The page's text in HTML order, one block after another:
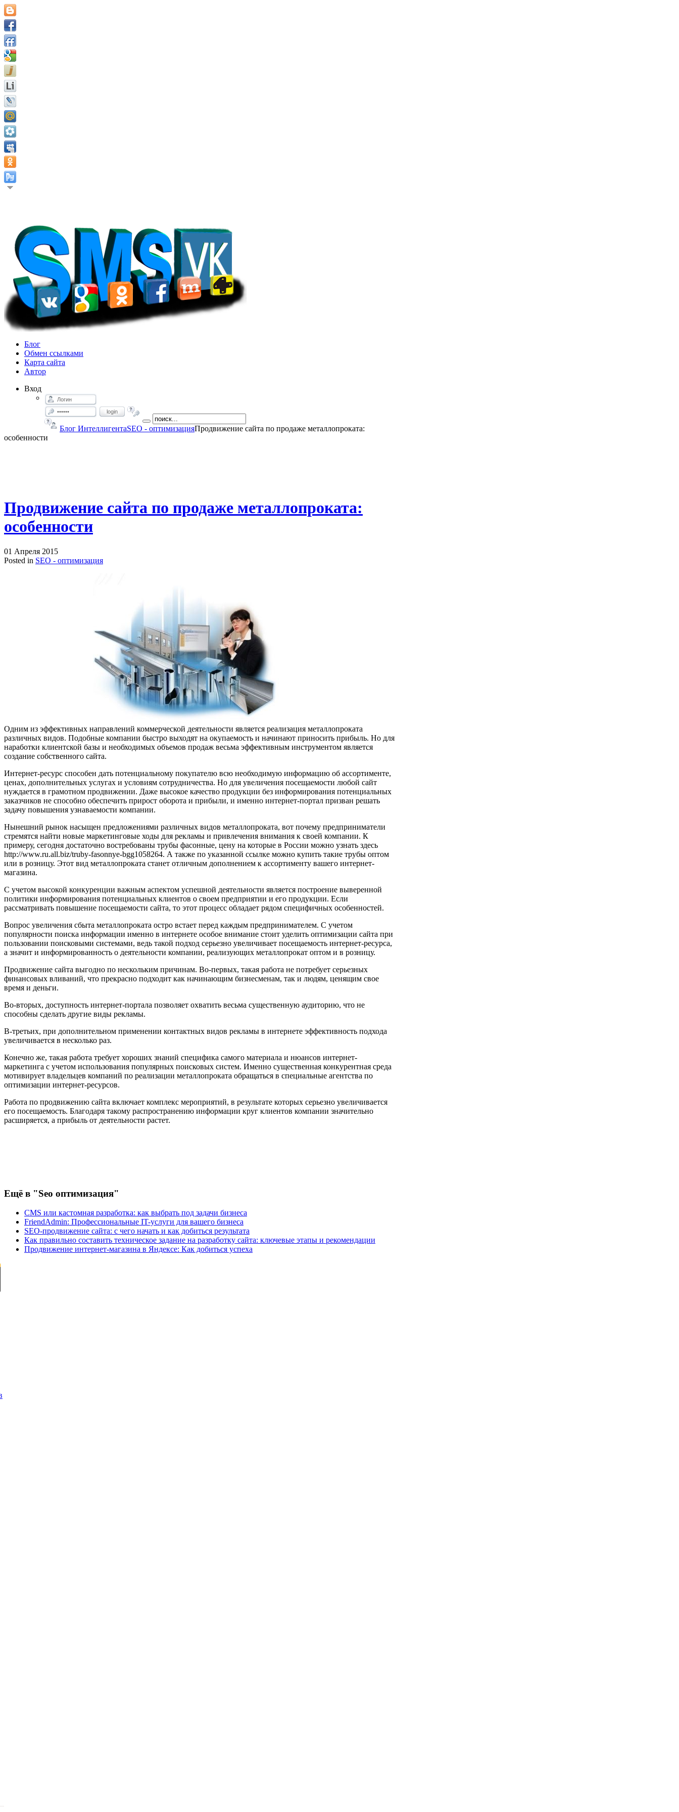
Блог
Обмен ссылками
Карта сайта
Автор
Вход
login
Блог ИнтеллигентаSEO - оптимизацияПродвижение сайта по продаже металлопроката:
особенности
Продвижение сайта по продаже металлопроката:
особенности
01 Апреля 2015
Posted in SEO - оптимизация
Одним из эффективных направлений коммерческой деятельности является реализация металлопроката
различных видов. Подобные компании быстро выходят на окупаемость и начинают приносить прибыль. Но для
наработки клиентской базы и необходимых объемов продаж весьма эффективным инструментом является
создание собственного сайта.
Интернет-ресурс способен дать потенциальному покупателю всю необходимую информацию об ассортименте,
ценах, дополнительных услугах и условиям сотрудничества. Но для увеличения посещаемости любой сайт
нуждается в грамотном продвижении. Даже высокое качество продукции без информирования потенциальных
заказчиков не способно обеспечить прирост оборота и прибыли, и именно интернет-портал призван решать
задачу повышения узнаваемости компании.
Нынешний рынок насыщен предложениями различных видов металлопроката, вот почему предприниматели
стремятся найти новые маркетинговые ходы для рекламы и привлечения внимания к своей компании. К
примеру, сегодня достаточно востребованы трубы фасонные, цену на которые в России можно узнать здесь
http://www.ru.all.biz/truby-fasonnye-bgg1058264. А также по указанной ссылке можно купить такие трубы оптом
или в розницу. Этот вид металлопроката станет отличным дополнением к ассортименту вашего интернет-
магазина.
С учетом высокой конкуренции важным аспектом успешной деятельности является построение выверенной
политики информирования потенциальных клиентов о своем предприятии и его продукции. Если
рассматривать повышение посещаемости сайта, то этот процесс обладает рядом специфичных особенностей.
Вопрос увеличения сбыта металлопроката остро встает перед каждым предпринимателем. С учетом
популярности поиска информации именно в интернете особое внимание стоит уделить оптимизации сайта при
пользовании поисковыми системами, ведь такой подход серьезно увеличивает посещаемость интернет-ресурса,
а значит и информированность о деятельности компании, реализующих металлопрокат оптом и в розницу.
Продвижение сайта выгодно по нескольким причинам. Во-первых, такая работа не потребует серьезных
финансовых вливаний, что прекрасно подходит как начинающим бизнесменам, так и людям, ценящим свое
время и деньги.
Во-вторых, доступность интернет-портала позволяет охватить весьма существенную аудиторию, что не
способны сделать другие виды рекламы.
В-третьих, при дополнительном применении контактных видов рекламы в интернете эффективность подхода
увеличивается в несколько раз.
Конечно же, такая работа требует хороших знаний специфика самого материала и нюансов интернет-
маркетинга с учетом использования популярных поисковых систем. Именно существенная конкурентная среда
мотивирует владельцев компаний по реализации металлопроката обращаться в специальные агентства по
оптимизации интернет-ресурсов.
Работа по продвижению сайта включает комплекс мероприятий, в результате которых серьезно увеличивается
его посещаемость. Благодаря такому распространению информации круг клиентов компании значительно
расширяется, а прибыль от деятельности растет.
Ещё в "Seo оптимизация"
CMS или кастомная разработка: как выбрать под задачи бизнеса
FriendAdmin: Профессиональные IT-услуги для вашего бизнеса
SEO-продвижение сайта: с чего начать и как добиться результата
Как правильно составить техническое задание на разработку сайта: ключевые этапы и рекомендации
Продвижение интернет-магазина в Яндексе: Как добиться успеха